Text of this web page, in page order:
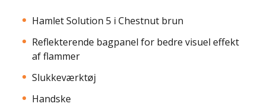
Hamlet Solution 5 i Chestnut brun
Reflekterende bagpanel for bedre visuel effekt
af flammer
Slukkeværktøj
Handske